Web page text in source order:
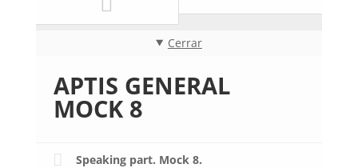
Cerrar
APTIS GENERAL
MOCK 8
Speaking part. Mock 8.